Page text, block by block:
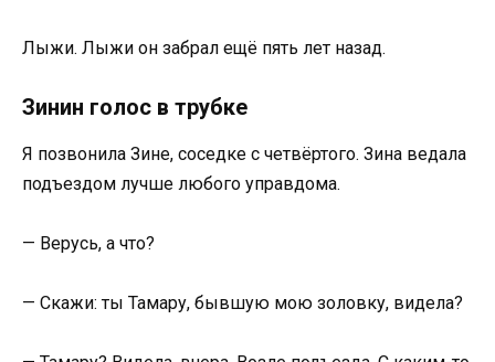
Лыжи. Лыжи он забрал ещё пять лет назад.
Зинин голос в трубке
Я позвонила Зине, соседке с четвёртого. Зина ведала
подъездом лучше любого управдома.
— Верусь, а что?
— Скажи: ты Тамару, бывшую мою золовку, видела?